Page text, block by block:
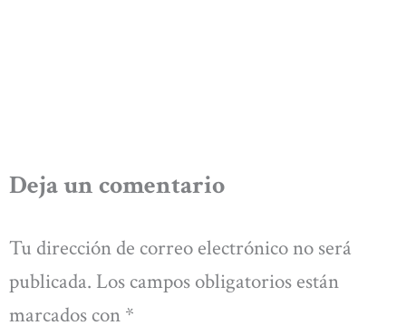
Deja un comentario
Tu dirección de correo electrónico no será
publicada. Los campos obligatorios están
marcados con *